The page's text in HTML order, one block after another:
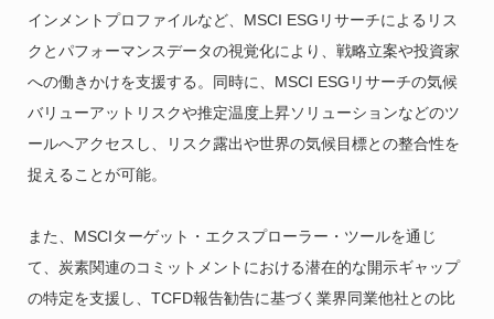
インメントプロファイルなど、MSCI ESGリサーチによるリス
クとパフォーマンスデータの視覚化により、戦略立案や投資家
への働きかけを支援する。同時に、MSCI ESGリサーチの気候
バリューアットリスクや推定温度上昇ソリューションなどのツ
ールへアクセスし、リスク露出や世界の気候目標との整合性を
捉えることが可能。
また、MSCIターゲット・エクスプローラー・ツールを通じ
て、炭素関連のコミットメントにおける潜在的な開示ギャップ
の特定を支援し、TCFD報告勧告に基づく業界同業他社との比